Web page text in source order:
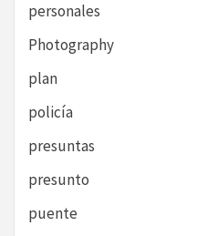
personales
Photography
plan
policía
presuntas
presunto
puente